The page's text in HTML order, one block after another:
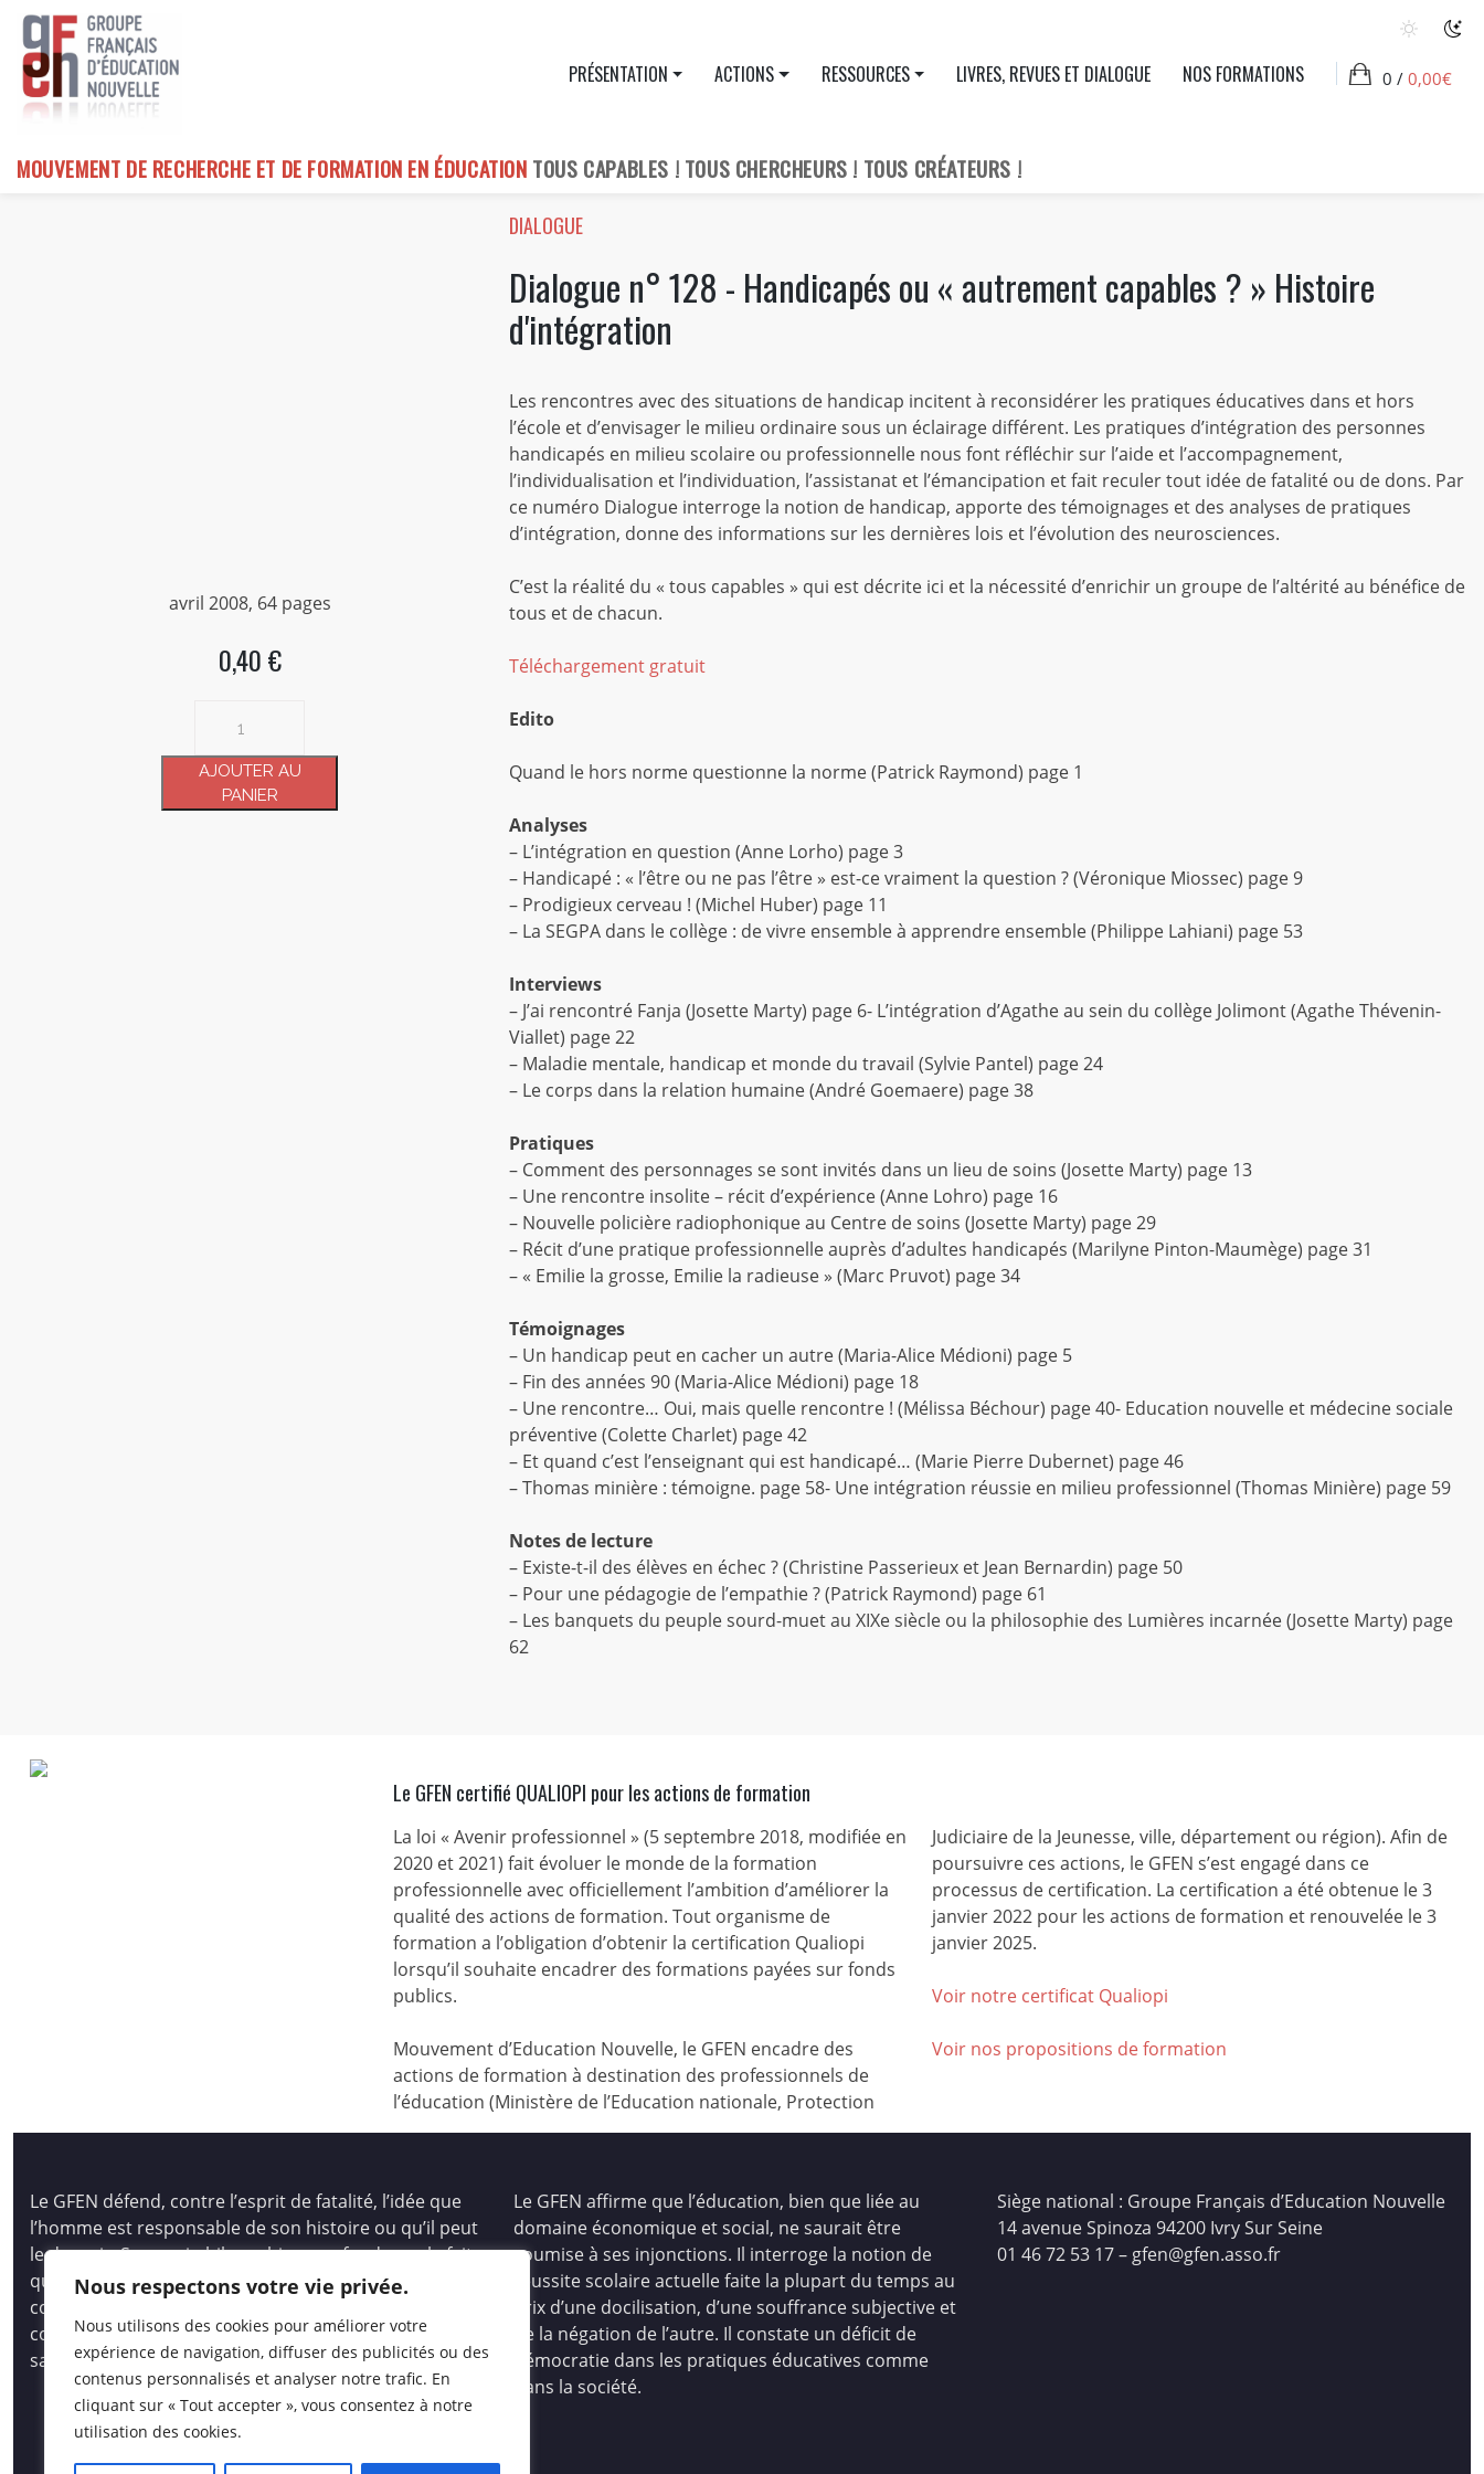
Nous respectons votre vie privée.
Nous utilisons des cookies pour améliorer votre
expérience de navigation, diffuser des publicités ou des
contenus personnalisés et analyser notre trafic. En
cliquant sur « Tout accepter », vous consentez à notre
utilisation des cookies.
Skip
content
MOUVEMENT DE RECHERCHE ET DE FORMATION EN ÉDUCATION TOUS CAPABLES ! TOUS CHERCHEURS ! TOUS CRÉATEURS !
PRÉSENTATION ACTIONS RESSOURCES LIVRES, REVUES ET DIALOGUE NOS FORMATIONS 0 / 0,00€
avril 2008, 64 pages
0,40 €
Dialogue
128
AJOUTER AU
PANIER
DIALOGUE
Dialogue n° 128 - Handicapés ou « autrement capables ? » Histoire
d'intégration
Les rencontres avec des situations de handicap incitent à reconsidérer les pratiques éducatives dans et hors
l’école et d’envisager le milieu ordinaire sous un éclairage différent. Les pratiques d’intégration des personnes
handicapés en milieu scolaire ou professionnelle nous font réfléchir sur l’aide et l’accompagnement,
l’individualisation et l’individuation, l’assistanat et l’émancipation et fait reculer tout idée de fatalité ou de dons. Par
ce numéro Dialogue interroge la notion de handicap, apporte des témoignages et des analyses de pratiques
d’intégration, donne des informations sur les dernières lois et l’évolution des neurosciences.
C’est la réalité du « tous capables » qui est décrite ici et la nécessité d’enrichir un groupe de l’altérité au bénéfice de
tous et de chacun.
Téléchargement gratuit
Edito
Quand le hors norme questionne la norme (Patrick Raymond) page 1
Analyses
– L’intégration en question (Anne Lorho) page 3
– Handicapé : « l’être ou ne pas l’être » est-ce vraiment la question ? (Véronique Miossec) page 9
– Prodigieux cerveau ! (Michel Huber) page 11
– La SEGPA dans le collège : de vivre ensemble à apprendre ensemble (Philippe Lahiani) page 53
Interviews
– J’ai rencontré Fanja (Josette Marty) page 6- L’intégration d’Agathe au sein du collège Jolimont (Agathe Thévenin-
Viallet) page 22
– Maladie mentale, handicap et monde du travail (Sylvie Pantel) page 24
– Le corps dans la relation humaine (André Goemaere) page 38
Pratiques
– Comment des personnages se sont invités dans un lieu de soins (Josette Marty) page 13
– Une rencontre insolite – récit d’expérience (Anne Lohro) page 16
– Nouvelle policière radiophonique au Centre de soins (Josette Marty) page 29
– Récit d’une pratique professionnelle auprès d’adultes handicapés (Marilyne Pinton-Maumège) page 31
– « Emilie la grosse, Emilie la radieuse » (Marc Pruvot) page 34
Témoignages
– Un handicap peut en cacher un autre (Maria-Alice Médioni) page 5
– Fin des années 90 (Maria-Alice Médioni) page 18
– Une rencontre… Oui, mais quelle rencontre ! (Mélissa Béchour) page 40- Education nouvelle et médecine sociale
préventive (Colette Charlet) page 42
– Et quand c’est l’enseignant qui est handicapé… (Marie Pierre Dubernet) page 46
– Thomas minière : témoigne. page 58- Une intégration réussie en milieu professionnel (Thomas Minière) page 59
Notes de lecture
– Existe-t-il des élèves en échec ? (Christine Passerieux et Jean Bernardin) page 50
– Pour une pédagogie de l’empathie ? (Patrick Raymond) page 61
– Les banquets du peuple sourd-muet au XIXe siècle ou la philosophie des Lumières incarnée (Josette Marty) page
62
Le GFEN certifié QUALIOPI pour les actions de formation
La loi « Avenir professionnel » (5 septembre 2018, modifiée en
2020 et 2021) fait évoluer le monde de la formation
professionnelle avec officiellement l’ambition d’améliorer la
qualité des actions de formation. Tout organisme de
formation a l’obligation d’obtenir la certification Qualiopi
lorsqu’il souhaite encadrer des formations payées sur fonds
publics.
Mouvement d’Education Nouvelle, le GFEN encadre des
actions de formation à destination des professionnels de
l’éducation (Ministère de l’Education nationale, Protection
Judiciaire de la Jeunesse, ville, département ou région). Afin de
poursuivre ces actions, le GFEN s’est engagé dans ce
processus de certification. La certification a été obtenue le 3
janvier 2022 pour les actions de formation et renouvelée le 3
janvier 2025.
Voir notre certificat Qualiopi
Voir nos propositions de formation
Le GFEN défend, contre l’esprit de fatalité, l’idée que
l’homme est responsable de son histoire ou qu’il peut
le devenir. Son pari philosophique se fonde sur le fait
que tous les hommes, les enfants des hommes,
comme les peuples, ont des capacités immenses pour
comprendre et créer, pour auto-socio-construire un
savoir vivant et opératoire.
Le GFEN affirme que l’éducation, bien que liée au
domaine économique et social, ne saurait être
soumise à ses injonctions. Il interroge la notion de
réussite scolaire actuelle faite la plupart du temps au
prix d’une docilisation, d’une souffrance subjective et
de la négation de l’autre. Il constate un déficit de
démocratie dans les pratiques éducatives comme
dans la société.
Siège national : Groupe Français d’Education Nouvelle
14 avenue Spinoza 94200 Ivry Sur Seine
01 46 72 53 17 – gfen@gfen.asso.fr